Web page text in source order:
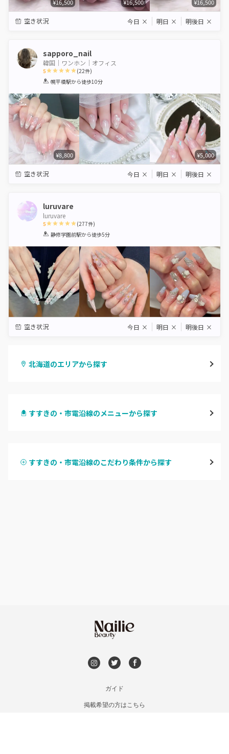
¥16,500 ¥16,500 ¥16,500
空き状況 今日 × 明日 × 明後日 ×
sapporo_nail
韓国｜ワンホン｜オフィス
5
1 2 3 4 5
(22件)
幌平橋駅から徒歩10分
¥8,800 ¥5,000
空き状況 今日 × 明日 × 明後日 ×
luruvare
luruvare
5
1 2 3 4 5
(277件)
静修学園前駅から徒歩5分
空き状況 今日 × 明日 × 明後日 ×
北海道のエリアから探す
すすきの・市電沿線のメニューから探す
すすきの・市電沿線のこだわり条件から探す
ガイド
掲載希望の方はこちら